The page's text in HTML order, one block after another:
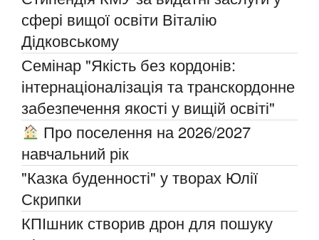
сфері вищої освіти Віталію
Дідковському
Семінар "Якість без кордонів:
інтернаціоналізація та транскордонне
забезпечення якості у вищій освіті"
Про поселення на 2026/2027
навчальний рік
"Казка буденності" у творах Юлії
Скрипки
КПІшник створив дрон для пошуку